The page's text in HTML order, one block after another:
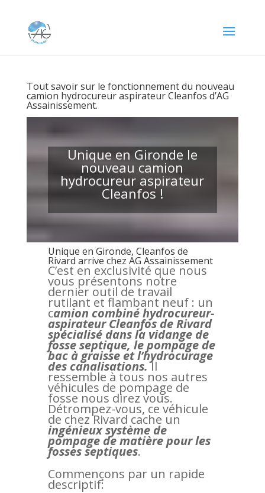
Tout savoir sur le fonctionnement du nouveau
camion hydrocureur aspirateur Cleanfos d’AG
Assainissement.
Unique en Gironde le
nouveau camion
hydrocureur aspirateur
Cleanfos !
Unique en Gironde, Cleanfos de
Rivard arrive chez AG Assainissement
C’est en exclusivité que nous
vous présentons notre
dernier outil de travail
rutilant et flambant neuf : un
camion combiné hydrocureur-
aspirateur Cleanfos de Rivard
spécialisé dans la vidange de
fosse septique, le pompage de
bac à graisse et l’hydrocurage
des canalisations.Il
ressemble à tous nos autres
véhicules de pompage de
fosse nous direz vous.
Détrompez-vous, ce véhicule
de chez Rivard cache un
ingénieux système de
pompage de matière pour les
fosses septiques.
Commençons par un rapide
descriptif: